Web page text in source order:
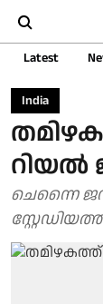
Latest
India
ചെന്നൈ